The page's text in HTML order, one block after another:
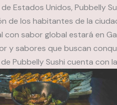
Estados Unidos, Pubbelly
de los habitantes de la
con sabor global estará en
y sabores que buscan
Pubbelly Sushi cuenta con